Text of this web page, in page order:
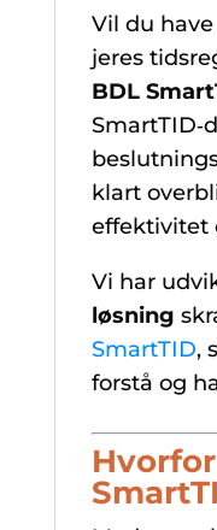
Vil du
jeres
BDL
klart
effektivitet
Vi har
løsning
SmartTID,
forstå og